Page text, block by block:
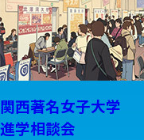
関西著名女子大学
進学相談会